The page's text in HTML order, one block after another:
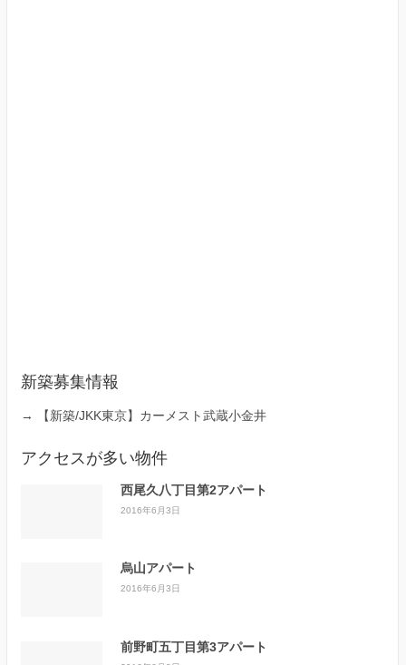
新築募集情報
→ 【新築/JKK東京】カーメスト武蔵小金井
アクセスが多い物件
西尾久八丁目第2アパート
2016年6月3日
烏山アパート
2016年6月3日
前野町五丁目第3アパート